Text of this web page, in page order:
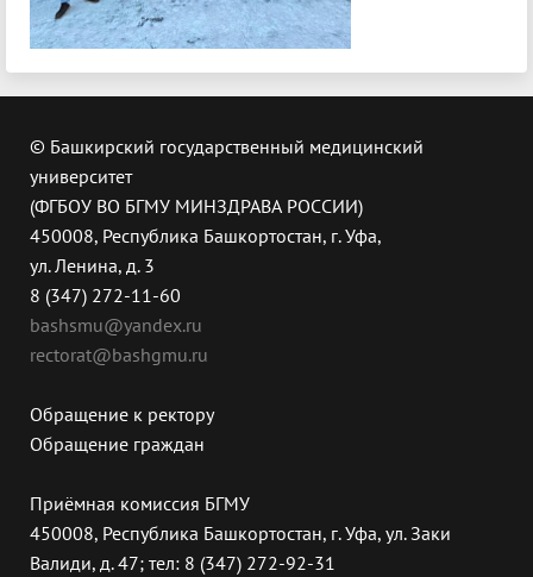
© Башкирский государственный медицинский
университет
(ФГБОУ ВО БГМУ МИНЗДРАВА РОССИИ)
450008, Республика Башкортостан, г. Уфа,
ул. Ленина, д. 3
8 (347) 272-11-60
bashsmu@yandex.ru
rectorat@bashgmu.ru
Обращение к ректору
Обращение граждан
Приёмная комиссия БГМУ
450008, Республика Башкортостан, г. Уфа, ул. Заки
Валиди, д. 47; тел: 8 (347) 272-92-31